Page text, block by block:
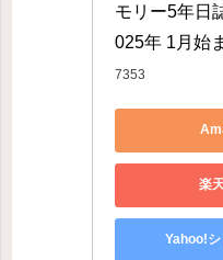
モリー5年日
025年 1月始
7353
楽
Yahoo!